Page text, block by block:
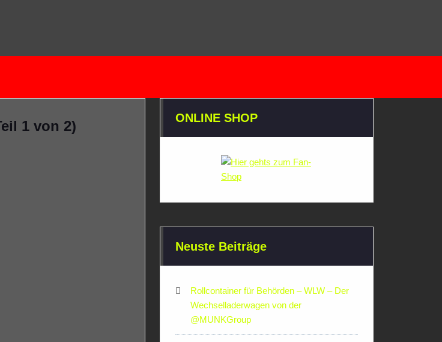
1 von 2) ONLINE SHOP
Neuste Beiträge
Rollcontainer für Behörden – WLW – Der
Wechselladerwagen von der
‪@MUNKGroup‬